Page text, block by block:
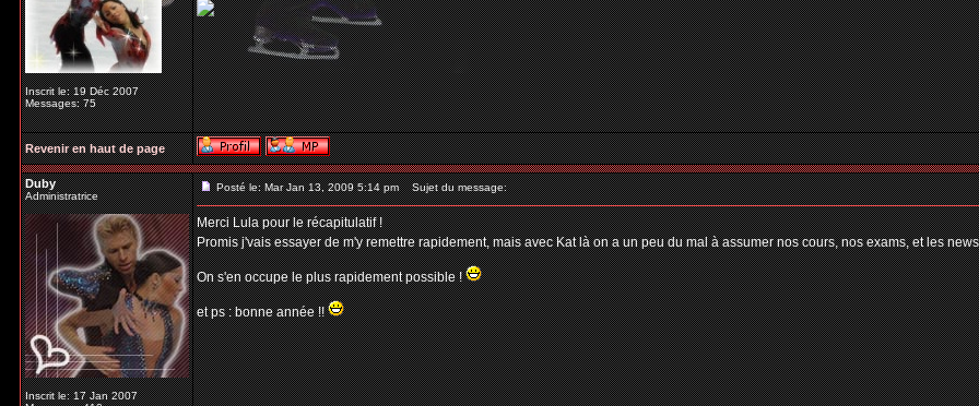
Inscrit le: 19 Déc 2007
Messages: 75
Revenir en haut de page
Duby
Administratrice
Inscrit le: 17 Jan 2007
Posté le: Mar Jan 13, 2009 5:14 pm Sujet du message:
Merci Lula pour le récapitulatif !
Promis j'vais essayer de m'y remettre rapidement, mais avec Kat là on a un peu du mal à assumer nos cours, nos exams, et les
On s'en occupe le plus rapidement possible !
et ps : bonne année !!